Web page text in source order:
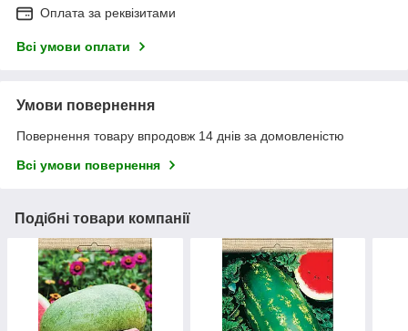
Оплата за реквізитами
Всі умови оплати
Умови повернення
Повернення товару впродовж 14 днів за домовленістю
Всі умови повернення
Подібні товари компанії